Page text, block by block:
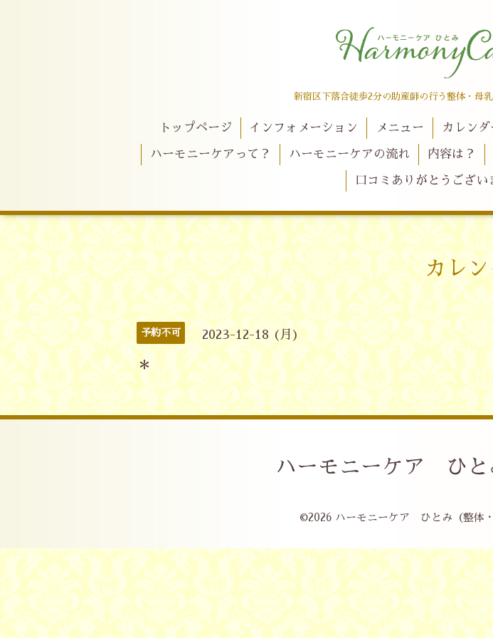
新宿区下落合徒歩2分の助産師の行う整体・母
トップページ インフォメーション メニュー カレンダ
ハーモニーケアって？ ハーモニーケアの流れ 内容は？
口コミありがとうござい
カレ
予約不可 2023-12-18 (月)
＊
ハーモニーケア ひと
©2026 ハーモニーケア ひとみ（整体・